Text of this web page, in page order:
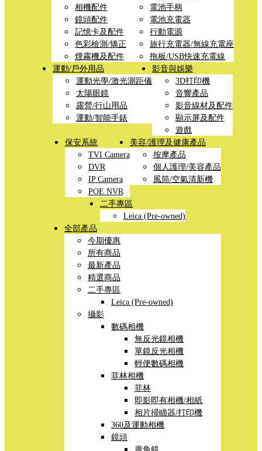
相機配件
鏡頭配件
記憶卡及配件
色彩檢測/矯正
煙霧機及配件
電池手柄
電池充電器
行動電源
旅行充電器/無線充電座
拖板/USB快速充電線
運動/戶外用品
運動光學/激光測距儀
太陽眼鏡
露營/行山用品
運動/智能手錶
影音與娛樂
3D打印機
音響產品
影音線材及配件
顯示屏及配件
遊戲
保安系統
TVI Camera
DVR
IP Camera
POE NVR
美容/護理及健康產品
按摩產品
個人護理/美容產品
風筒/空氣清新機
二手專區
Leica (Pre-owned)
全部產品
今期優惠
所有商品
最新產品
精選商品
二手專區
Leica (Pre-owned)
攝影
數碼相機
無反光鏡相機
單鏡反光相機
輕便數碼相機
菲林相機
菲林
即影即有相機/相紙
相片掃瞄器/打印機
360及運動相機
鏡頭